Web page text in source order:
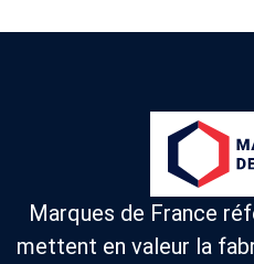
Marques de France
mettent en valeur la